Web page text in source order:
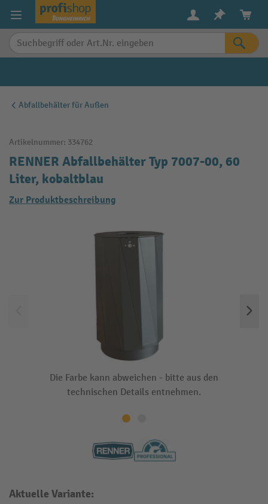
springen
Abfallbehälter für Außen
Artikelnummer: 334762
RENNER Abfallbehälter Typ 7007-00, 60
Liter, kobaltblau
Zur Produktbeschreibung
Die Farbe kann abweichen - bitte aus den
technischen Details entnehmen.
Aktuelle Variante: